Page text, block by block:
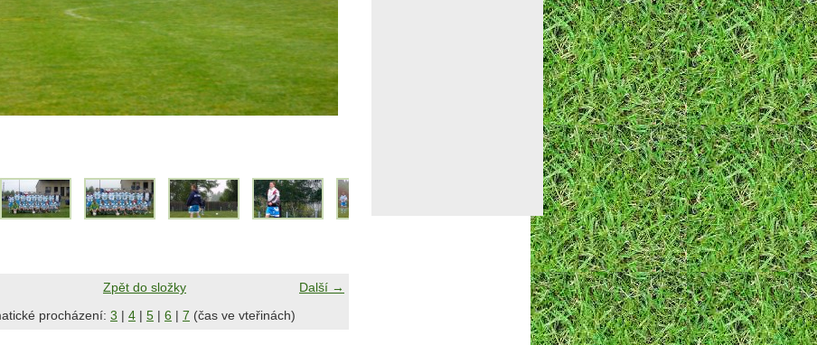
Další →
Zpět do složky
procházení: 3 | 4 | 5 | 6 | 7 (čas ve vteřinách)